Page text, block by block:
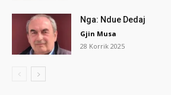
Nga: Ndue Dedaj
Gjin Musa
28 Korrik 2025